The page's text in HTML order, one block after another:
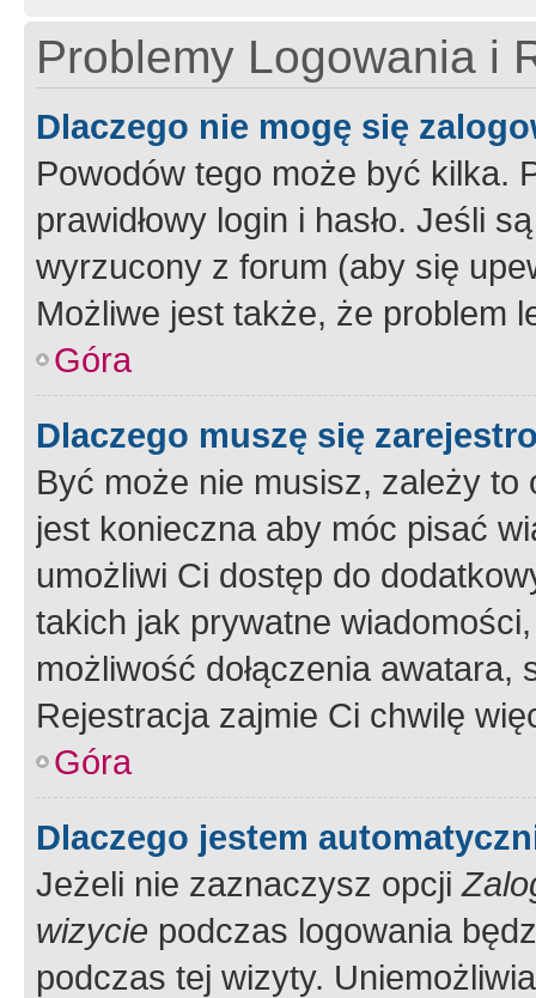
Problemy Logowania i
Dlaczego nie mogę się
Powodów tego może być kilka.
prawidłowy login i hasło. Jeśli
wyrzucony z forum (aby się
Możliwe jest także, że problem
Góra
Dlaczego muszę się
Być może nie musisz, zależy
jest konieczna aby móc pisać
umożliwi Ci dostęp do
takich jak prywatne
możliwość dołączenia
Rejestracja zajmie Ci chwilę
Góra
Dlaczego jestem
Jeżeli nie zaznaczysz opcji
wizycie podczas logowania
podczas tej wizyty.